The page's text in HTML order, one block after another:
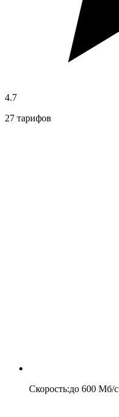
4.7
27 тарифов
Скорость:до 600 Мб/c